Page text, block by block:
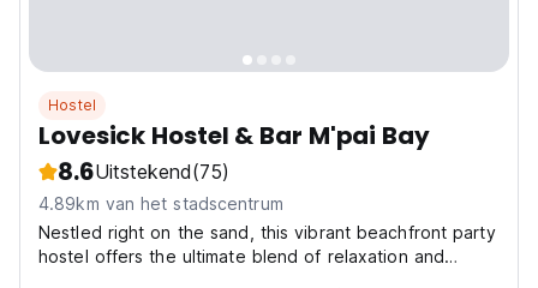
Hostel
Lovesick Hostel & Bar M'pai Bay
8.6Uitstekend(75)
4.89km van het stadscentrum
Nestled right on the sand, this vibrant beachfront party
hostel offers the ultimate blend of relaxation and